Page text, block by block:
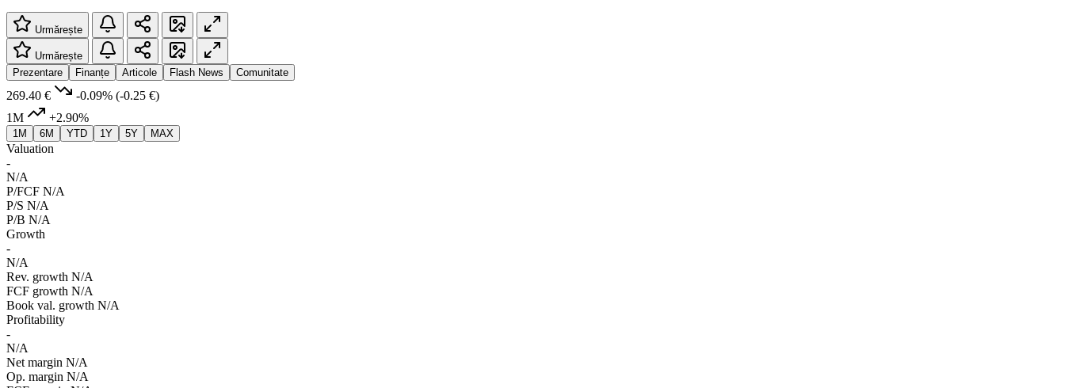
Urmărește
Urmărește
Prezentare
Finanțe Articole Flash News Comunitate
269.40 € -0.09% (-0.25 €)
1M
+2.90%
1M 6M YTD 1Y 5Y MAX
Valuation
-
N/A
P/FCF N/A
P/S N/A
P/B N/A
Growth
-
N/A
Rev. growth N/A
FCF growth N/A
Book val. growth N/A
Profitability
-
N/A
Net margin N/A
Op. margin N/A